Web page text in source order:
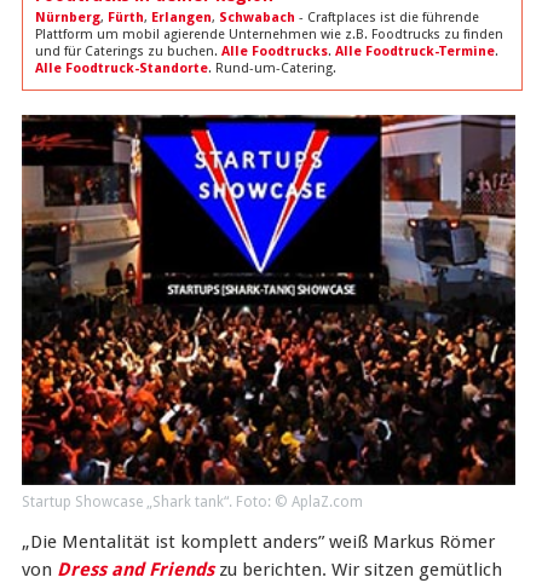
Nürnberg, Fürth, Erlangen, Schwabach - Craftplaces ist die führende
Plattform um mobil agierende Unternehmen wie z.B. Foodtrucks zu finden
und für Caterings zu buchen. Alle Foodtrucks. Alle Foodtruck-Termine.
Alle Foodtruck-Standorte. Rund-um-Catering.
Startup Showcase „Shark tank“. Foto: © AplaZ.com
„Die Mentalität ist komplett anders” weiß Markus Römer
von Dress and Friendszu berichten. Wir sitzen gemütlich